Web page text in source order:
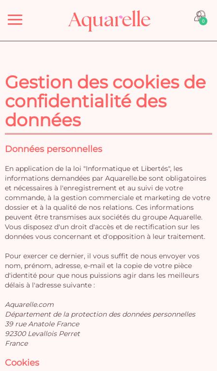
Menu 0
Gestion des cookies de
confidentialité des
données
Données personnelles
En application de la loi "Informatique et Libertés", les
informations demandées par Aquarelle.be sont obligatoires
et nécessaires à l'enregistrement et au suivi de votre
commande, à la gestion commerciale et marketing de votre
dossier et à la qualité de nos relations. Ces informations
peuvent être transmises aux sociétés du groupe Aquarelle.
Vous disposez d'un droit d'accès et de rectification sur les
données vous concernant et d'opposition à leur traitement.
Pour exercer ce dernier, il vous suffit de nous envoyer vos
nom, prénom, adresse, e-mail et la copie de votre pièce
d'identité pour que nous puissions agir dans les meilleurs
délais à l'adresse suivante :
Aquarelle.com
Département de la protection des données personnelles
39 rue Anatole France
92300 Levallois Perret
France
Cookies